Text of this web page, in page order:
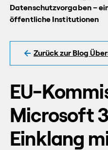
Datenschutzvorgaben –
öffentliche Institutionen
Zurück zur Blog
EU-
Microsoft
Einklang